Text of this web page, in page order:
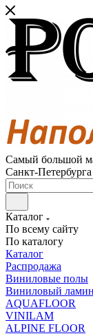
Самый большой
Санкт-Петербурга
Каталог
По всему сайту
По каталогу
Каталог
Распродажа
Виниловые полы
Виниловый
AQUAFLOOR
VINILAM
ALPINE FLOOR